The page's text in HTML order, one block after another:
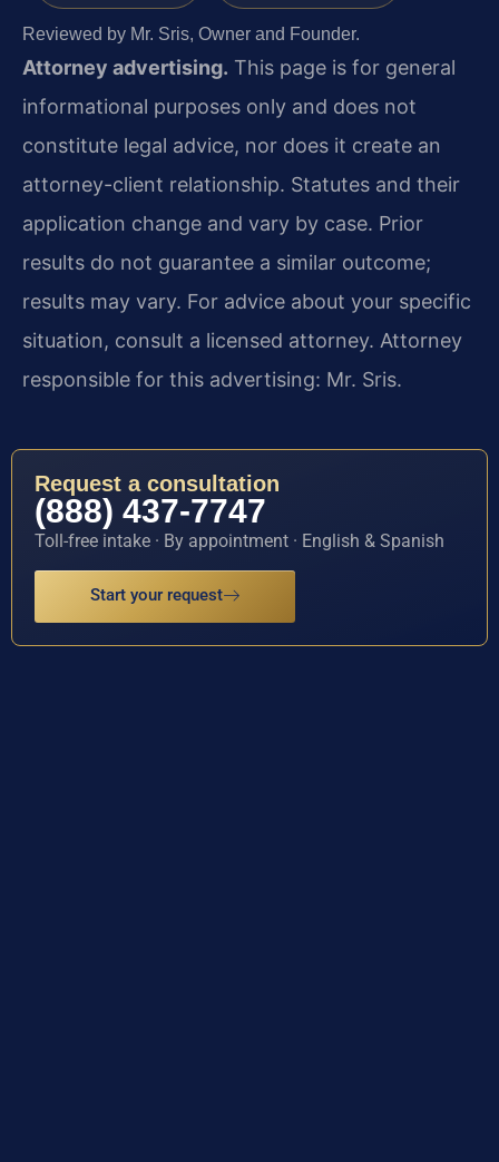
Reviewed by Mr. Sris, Owner and Founder.
Attorney advertising. This page is for general
informational purposes only and does not
constitute legal advice, nor does it create an
attorney-client relationship. Statutes and their
application change and vary by case. Prior
results do not guarantee a similar outcome;
results may vary. For advice about your specific
situation, consult a licensed attorney. Attorney
responsible for this advertising: Mr. Sris.
Request a consultation
(888) 437-7747
Toll-free intake · By appointment · English & Spanish
Start your request